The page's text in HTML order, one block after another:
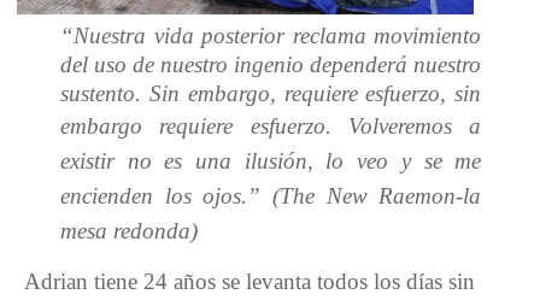
“Nuestra vida posterior reclama movimiento
del uso de nuestro ingenio dependerá nuestro
sustento. Sin embargo, requiere esfuerzo, sin
embargo requiere esfuerzo. Volveremos a
existir no es una ilusión, lo veo y se me
encienden los ojos.” (The New Raemon-la
mesa redonda)
Adrian tiene 24 años se levanta todos los días sin